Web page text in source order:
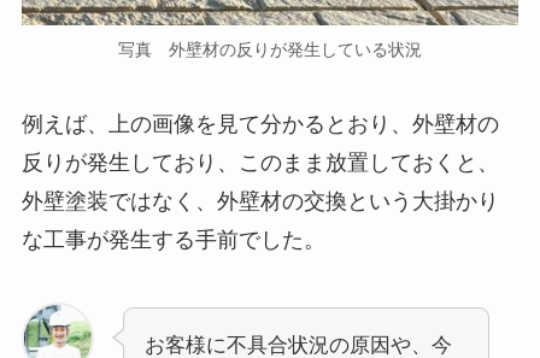
写真 外壁材の反りが発生している状況
例えば、上の画像を見て分かるとおり、外壁材の
反りが発生しており、このまま放置しておくと、
外壁塗装ではなく、外壁材の交換という大掛かり
な工事が発生する手前でした。
お客様に不具合状況の原因や、今